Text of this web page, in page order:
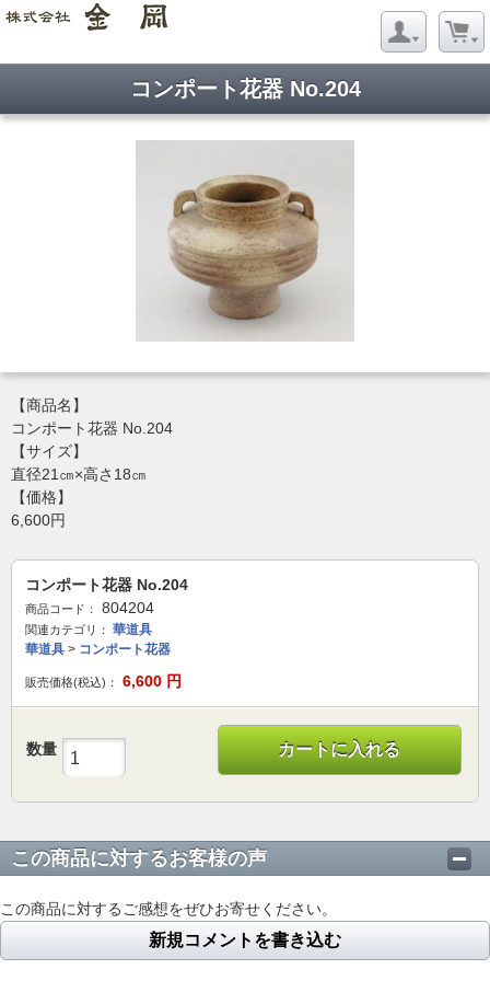
コンポート花器 No.204
【商品名】
コンポート花器 No.204
【サイズ】
直径21㎝×高さ18㎝
【価格】
6,600円
コンポート花器 No.204
商品コード： 804204
関連カテゴリ：
華道具
華道具 > コンポート花器
販売価格(税込)： 6,600 円
数量 カートに入れる
この商品に対するお客様の声
この商品に対するご感想をぜひお寄せください。
新規コメントを書き込む